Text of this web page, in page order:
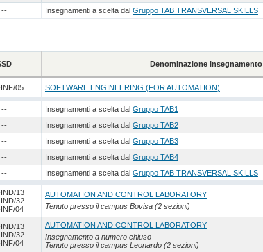
-- Insegnamenti a scelta dal Gruppo TAB TRANSVERSAL SKILLS
Denominazione Insegnamento
05 SOFTWARE ENGINEERING (FOR AUTOMATION)
-- Insegnamenti a scelta dal Gruppo TAB1
-- Insegnamenti a scelta dal Gruppo TAB2
-- Insegnamenti a scelta dal Gruppo TAB3
-- Insegnamenti a scelta dal Gruppo TAB4
-- Insegnamenti a scelta dal Gruppo TAB TRANSVERSAL SKILLS
13
32
04
AUTOMATION AND CONTROL LABORATORY
Tenuto presso il campus Bovisa (2 sezioni)
13
32
04
AUTOMATION AND CONTROL LABORATORY
Insegnamento a numero chiuso
Tenuto presso il campus Leonardo (2 sezioni)